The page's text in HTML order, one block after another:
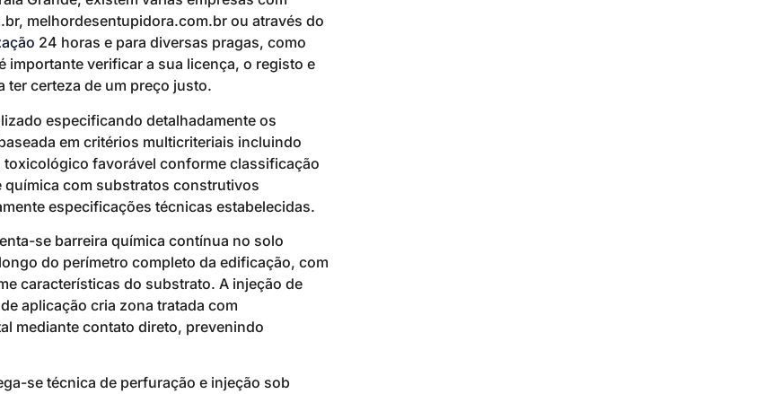
melhordesentupidora.com.br ou através do
24 horas e para diversas pragas, como
importante verificar a sua licença, o registo e
ter certeza de um preço justo.
especificando detalhadamente os
em critérios multicriteriais incluindo
favorável conforme classificação
química com substratos construtivos
especificações técnicas estabelecidas.
se barreira química contínua no solo
do perímetro completo da edificação, com
características do substrato. A injeção de
aplicação cria zona tratada com
mediante contato direto, prevenindo
se técnica de perfuração e injeção sob